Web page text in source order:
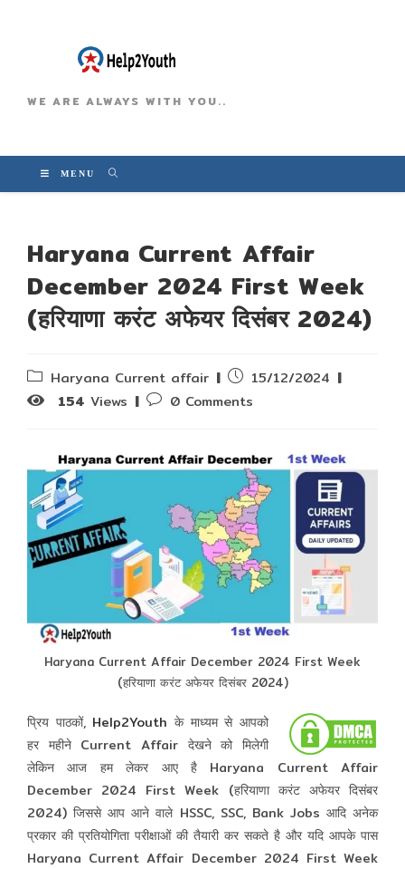
WE ARE ALWAYS WITH YOU..
MENU
Haryana Current Affair
December 2024 First Week
(हरियाणा करंट अफेयर दिसंबर 2024)
Post
category:
Haryana Current affair
Post
published:
15/12/2024
154 Views
Post0 Comments
Haryana Current Affair December 2024 First Week
(हरियाणा करंट अफेयर दिसंबर 2024)
प्रिय पाठकों, Help2Youth के माध्यम से आपको
हर महीने Current Affair देखने को मिलेगी
लेकिन आज हम लेकर आए है Haryana Current Affair
December 2024 First Week (हरियाणा करंट अफेयर दिसंबर
2024) जिससे आप आने वाले HSSC, SSC, Bank Jobs आदि अनेक
प्रकार की प्रतियोगिता परीक्षाओं की तैयारी कर सकते है और यदि आपके पास
Haryana Current Affair December 2024 First Week